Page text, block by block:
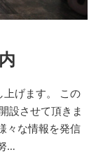
上げます。 この
設させて頂きま
々な情報を発信
…